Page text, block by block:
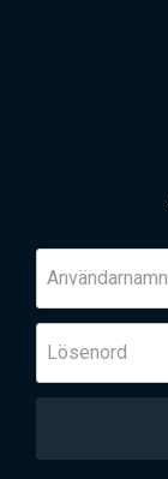
Användarnamn
Lösenord